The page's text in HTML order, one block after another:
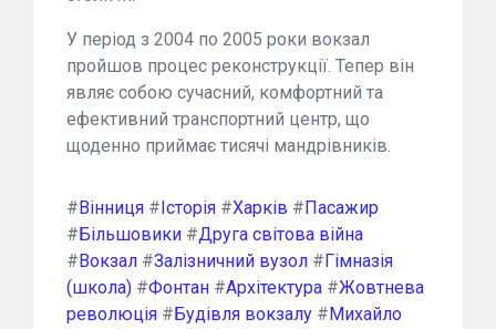
У період з 2004 по 2005 роки вокзал
пройшов процес реконструкції. Тепер він
являє собою сучасний, комфортний та
ефективний транспортний центр, що
щоденно приймає тисячі мандрівників.
# Вінниця # Історія #Харків # Пасажир
# Більшовики #Друга світова війна
# Вокзал #Залізничний вузол # Гімназія
(школа) #Фонтан #Архітектура #Жовтнева
революція # Будівля вокзалу # Михайло